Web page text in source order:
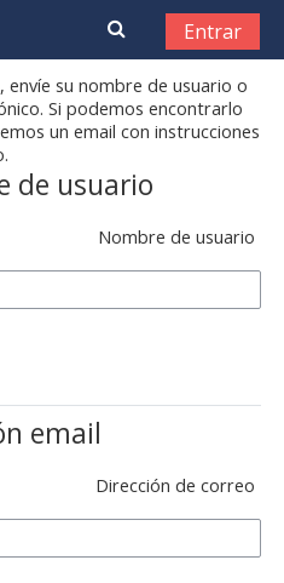
Entrar
su nombre de usuario o
Si podemos encontrarlo
un email con instrucciones
de usuario
Nombre de usuario
email
Dirección de correo